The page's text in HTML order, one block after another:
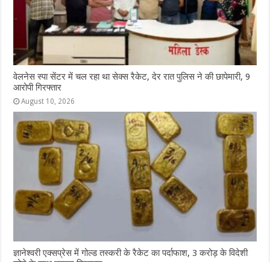
वेलनेस स्पा सेंटर में चल रहा था सेक्स रैकेट, देर रात पुलिस ने की छापेमारी, 9
आरोपी गिरफ्तार
August 10, 2026
ज्ञानेश्वरी एक्सप्रेस में गोल्ड तस्करी के रैकेट का पर्दाफाश, 3 करोड़ के विदेशी